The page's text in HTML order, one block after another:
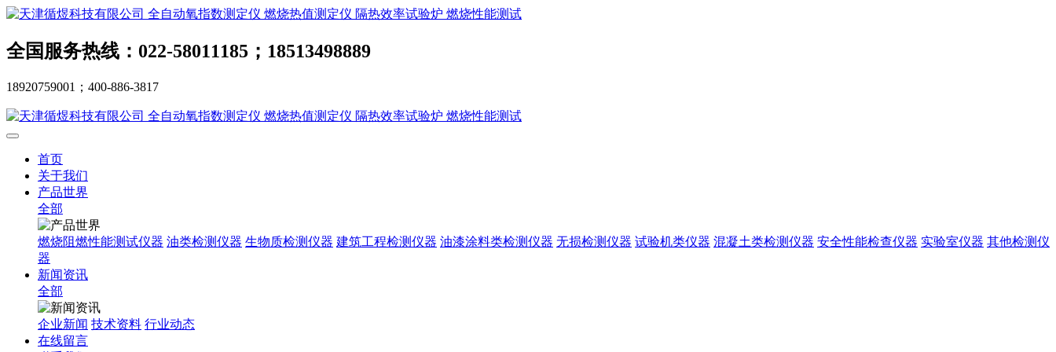
全国服务热线：022-58011185；18513498889
18920759001；400-886-3817
首页
关于我们
产品世界
全部
燃烧阻燃性能测试仪器 油类检测仪器 生物质检测仪器 建筑工程检测仪器 油漆涂料类检测仪器 无损检测仪器 试验机类仪器 混凝土类检测仪器 安全性能检查仪器 实验室仪器 其他检测仪
器
新闻资讯
全部
企业新闻 技术资料 行业动态
在线留言